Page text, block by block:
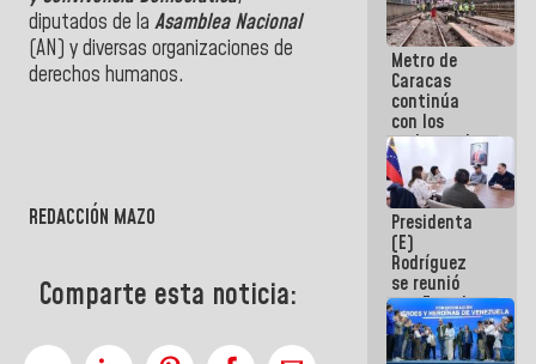
diputados de la Asamblea Nacional
(AN) y diversas organizaciones de
derechos humanos.
REDACCIÓN MAZO
Comparte esta noticia:
Metro de
Caracas
continúa
con los
trabajos de
mantenimiento
e inspección
en la Línea 2
Presidenta
(E)
Rodríguez
se reunió
con Estado
Mayor
Eléctrico